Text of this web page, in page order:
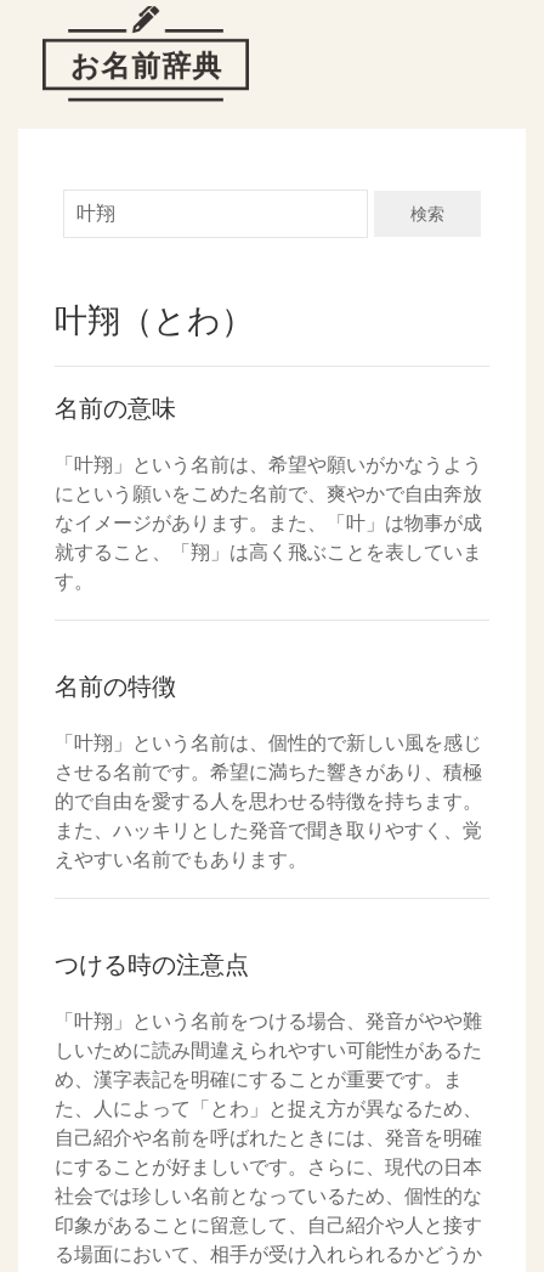
検索
叶翔（とわ）
名前の意味
「叶翔」という名前は、希望や願いがかなうよう
にという願いをこめた名前で、爽やかで自由奔放
なイメージがあります。また、「叶」は物事が成
就すること、「翔」は高く飛ぶことを表していま
す。
名前の特徴
「叶翔」という名前は、個性的で新しい風を感じ
させる名前です。希望に満ちた響きがあり、積極
的で自由を愛する人を思わせる特徴を持ちます。
また、ハッキリとした発音で聞き取りやすく、覚
えやすい名前でもあります。
つける時の注意点
「叶翔」という名前をつける場合、発音がやや難
しいために読み間違えられやすい可能性があるた
め、漢字表記を明確にすることが重要です。ま
た、人によって「とわ」と捉え方が異なるため、
自己紹介や名前を呼ばれたときには、発音を明確
にすることが好ましいです。さらに、現代の日本
社会では珍しい名前となっているため、個性的な
印象があることに留意して、自己紹介や人と接す
る場面において、相手が受け入れられるかどうか